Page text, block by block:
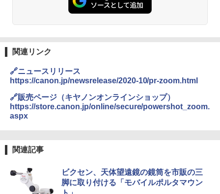
026リニューアル 急速冷凍 空間倍増 衛生的
BUNDOK(バンドック)ソロ ドーム 1 EX BDK
レーム ドーム型 テント
き
￥6,459
関連リンク
🔗ニュースリリース
https://canon.jp/newsrelease/2020-10/pr-zoom.html
🔗販売ページ（キヤノンオンラインショップ）
https://store.canon.jp/online/secure/powershot_zoom.
aspx
関連記事
ビクセン、天体望遠鏡の鏡筒を市販の三
脚に取り付ける「モバイルポルタマウン